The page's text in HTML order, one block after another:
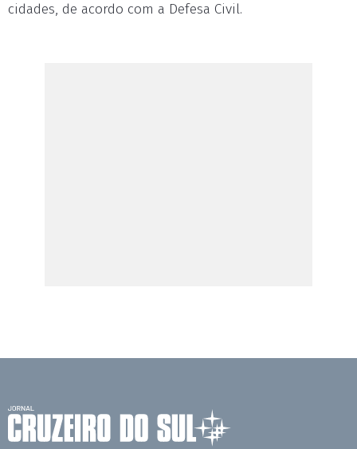
cidades, de acordo com a Defesa Civil.